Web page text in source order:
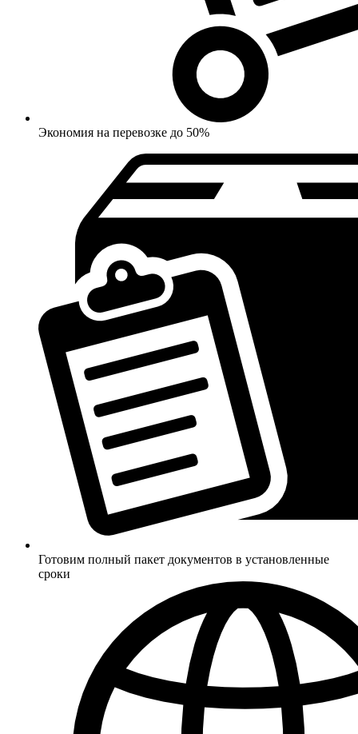
Экономия на перевозке до 50%
Готовим полный пакет документов в установленные
сроки